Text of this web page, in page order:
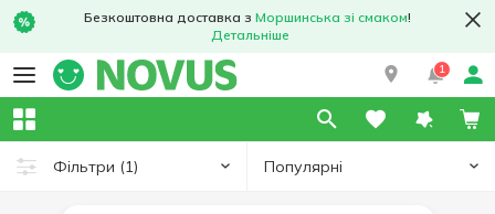
Безкоштовна доставка з Моршинська зі смаком!
Детальніше
1
Фільтри (1) Популярні